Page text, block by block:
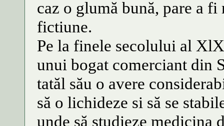
caz o glumă bună, pare a fi
fictiune.
Pe la finele secolului al
unui bogat comerciant din
tatăl său o avere
să o lichideze si să se
unde să studieze medicina